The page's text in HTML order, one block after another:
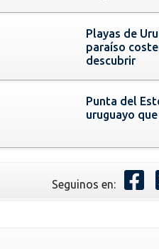
Playas de
paraíso
descubrir
Punta del
uruguayo
Seguinos en: